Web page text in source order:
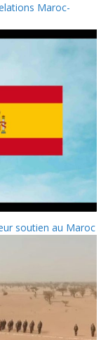
Maroc-
soutien au Maroc